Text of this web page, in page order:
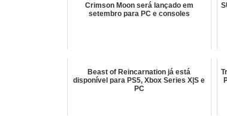
Crimson Moon será lançado em
setembro para PC e consoles
Beast of Reincarnation já está
disponível para PS5, Xbox Series X|S e
PC